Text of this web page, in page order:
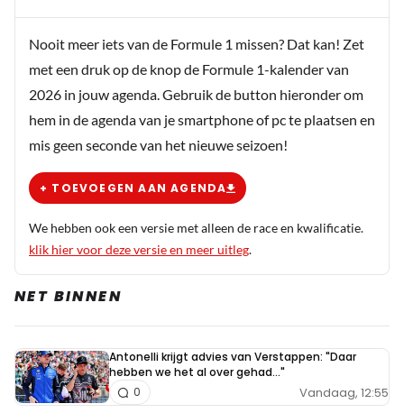
Nooit meer iets van de Formule 1 missen? Dat kan! Zet
met een druk op de knop de Formule 1-kalender van
2026 in jouw agenda. Gebruik de button hieronder om
hem in de agenda van je smartphone of pc te plaatsen en
mis geen seconde van het nieuwe seizoen!
+ TOEVOEGEN AAN AGENDA
We hebben ook een versie met alleen de race en kwalificatie.
klik hier voor deze versie en meer uitleg.
NET BINNEN
Antonelli krijgt advies van Verstappen: "Daar
hebben we het al over gehad..."
Vandaag, 12:55
0